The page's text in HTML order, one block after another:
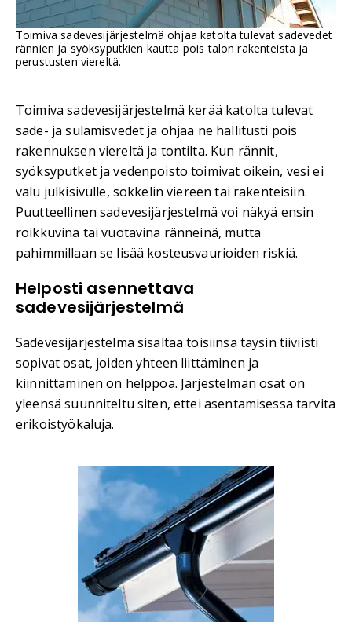
Toimiva sadevesijärjestelmä ohjaa katolta tulevat sadevedet
rännien ja syöksyputkien kautta pois talon rakenteista ja
perustusten viereltä.
Toimiva sadevesijärjestelmä kerää katolta tulevat
sade- ja sulamisvedet ja ohjaa ne hallitusti pois
rakennuksen viereltä ja tontilta. Kun rännit,
syöksyputket ja vedenpoisto toimivat oikein, vesi ei
valu julkisivulle, sokkelin viereen tai rakenteisiin.
Puutteellinen sadevesijärjestelmä voi näkyä ensin
roikkuvina tai vuotavina ränneinä, mutta
pahimmillaan se lisää kosteusvaurioiden riskiä.
Helposti asennettava
sadevesijärjestelmä
Sadevesijärjestelmä sisältää toisiinsa täysin tiiviisti
sopivat osat, joiden yhteen liittäminen ja
kiinnittäminen on helppoa. Järjestelmän osat on
yleensä suunniteltu siten, ettei asentamisessa tarvita
erikoistyökaluja.